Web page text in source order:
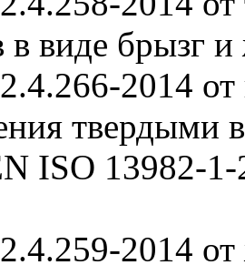
в виде брызг
2014 от
твердыми
ISO 13982-1-
2014